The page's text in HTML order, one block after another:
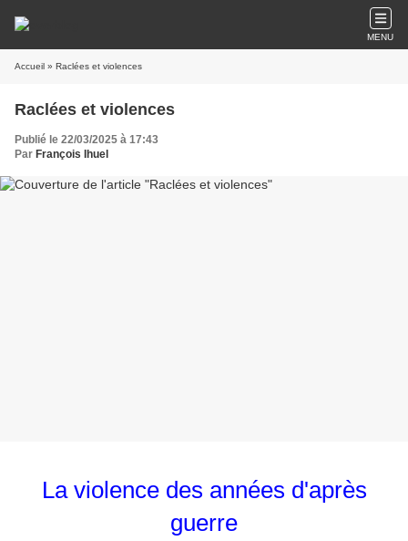
MENU
Accueil » Raclées et violences
Raclées et violences
Publié le 22/03/2025 à 17:43
Par François Ihuel
La violence des années d'après
guerre